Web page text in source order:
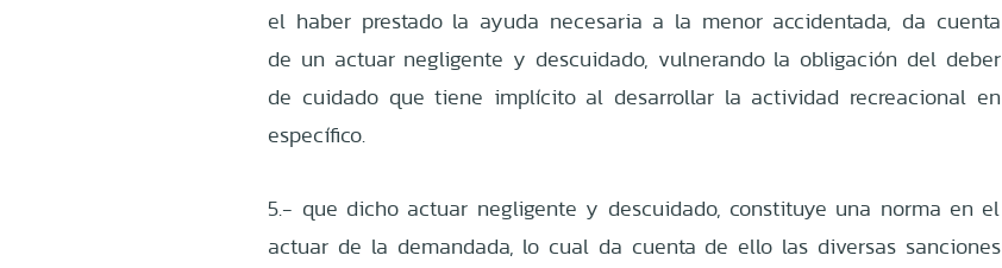
el haber prestado la ayuda necesaria a la menor accidentada, da cuenta
de un actuar negligente y descuidado, vulnerando la obligación del deber
de cuidado que tiene implícito al desarrollar la actividad recreacional en
específico.
5.- que dicho actuar negligente y descuidado, constituye una norma en el
actuar de la demandada, lo cual da cuenta de ello las diversas sanciones